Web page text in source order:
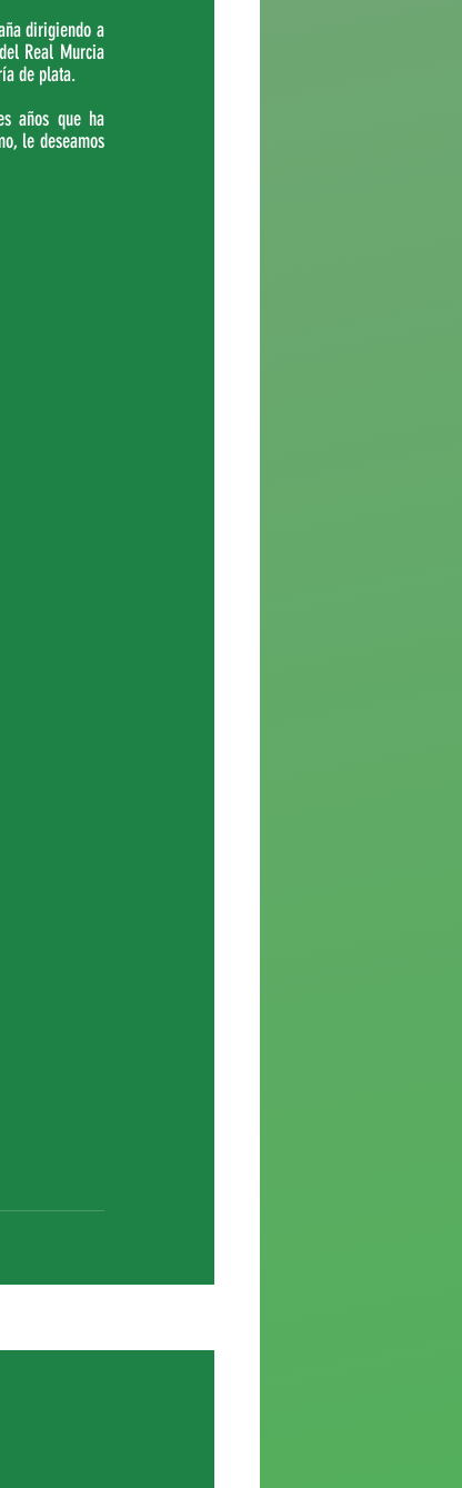
dirigiendo a
Real Murcia
de plata.
años que ha
le deseamos